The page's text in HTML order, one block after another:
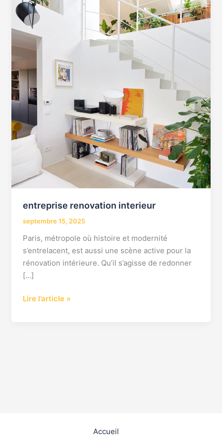
entreprise renovation interieur
septembre 15, 2025
Paris, métropole où histoire et modernité
s’entrelacent, est aussi une scène active pour la
rénovation intérieure. Qu’il s’agisse de redonner
[…]
Lire l’article »
Accueil